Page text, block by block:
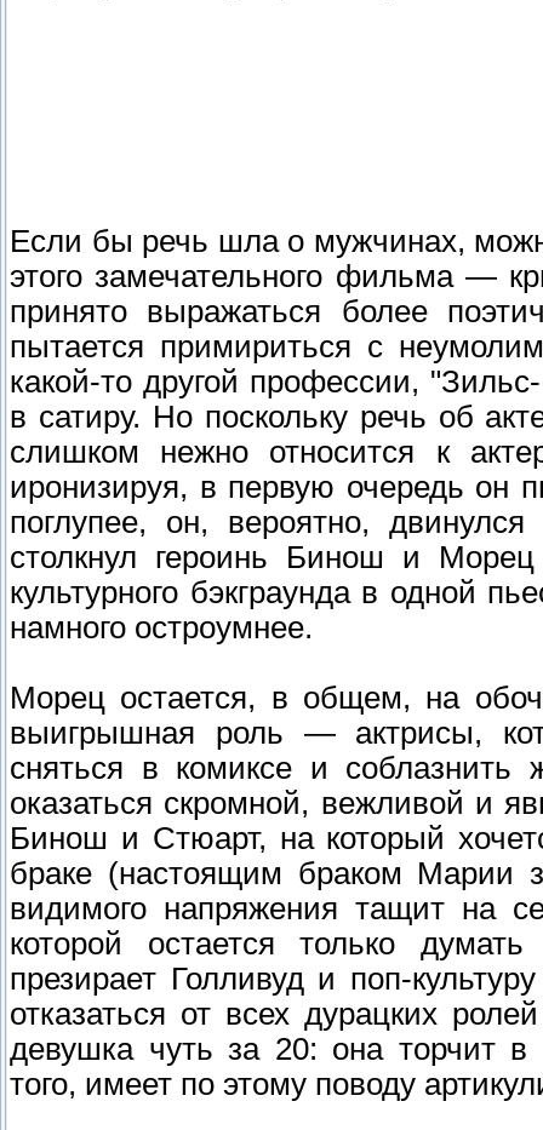
Если бы речь шла о мужчинах,
этого замечательного фильма —
принято выражаться более
пытается примириться с
какой-то другой профессии,
в сатиру. Но поскольку речь об
слишком нежно относится к
иронизируя, в первую очередь он
поглупее, он, вероятно,
столкнул героинь Бинош и
культурного бэкграунда в одной
намного остроумнее.
Морец остается, в общем, на
выигрышная роль — актрисы,
сняться в комиксе и соблазнить
оказаться скромной, вежливой и
Бинош и Стюарт, на который
браке (настоящим браком Марии
видимого напряжения тащит на
которой остается только
презирает Голливуд и поп-
отказаться от всех дурацких
девушка чуть за 20: она торчит в
того, имеет по этому поводу